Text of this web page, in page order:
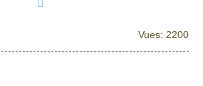
Vues: 2200